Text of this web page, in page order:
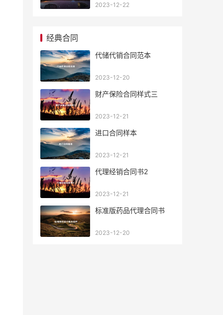
2023-12-22
经典合同
代储代销合同范本
2023-12-20
财产保险合同样式三
2023-12-21
进口合同样本
2023-12-21
代理经销合同书2
2023-12-21
标准版药品代理合同书
2023-12-20